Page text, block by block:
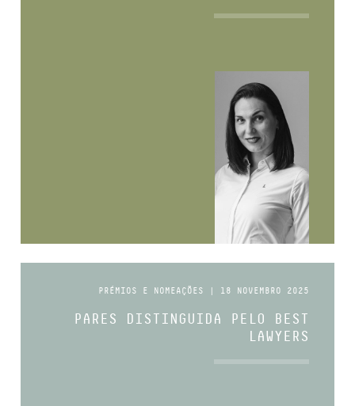
PRÉMIOS E NOMEAÇÕES | 18 NOVEMBRO 2025
PARES DISTINGUIDA PELO BEST
LAWYERS